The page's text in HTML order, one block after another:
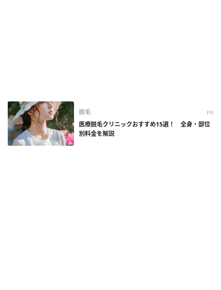
脱毛 PR
医療脱毛クリニックおすすめ15選！ 全身・部位
別料金を解説